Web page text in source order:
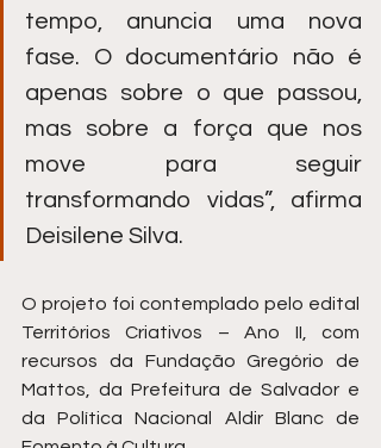
tempo, anuncia uma nova
fase. O documentário não é
apenas sobre o que passou,
mas sobre a força que nos
move para seguir
transformando vidas”, afirma
Deisilene Silva.
O projeto foi contemplado pelo edital
Territórios Criativos – Ano II, com
recursos da Fundação Gregório de
Mattos, da Prefeitura de Salvador e
da Política Nacional Aldir Blanc de